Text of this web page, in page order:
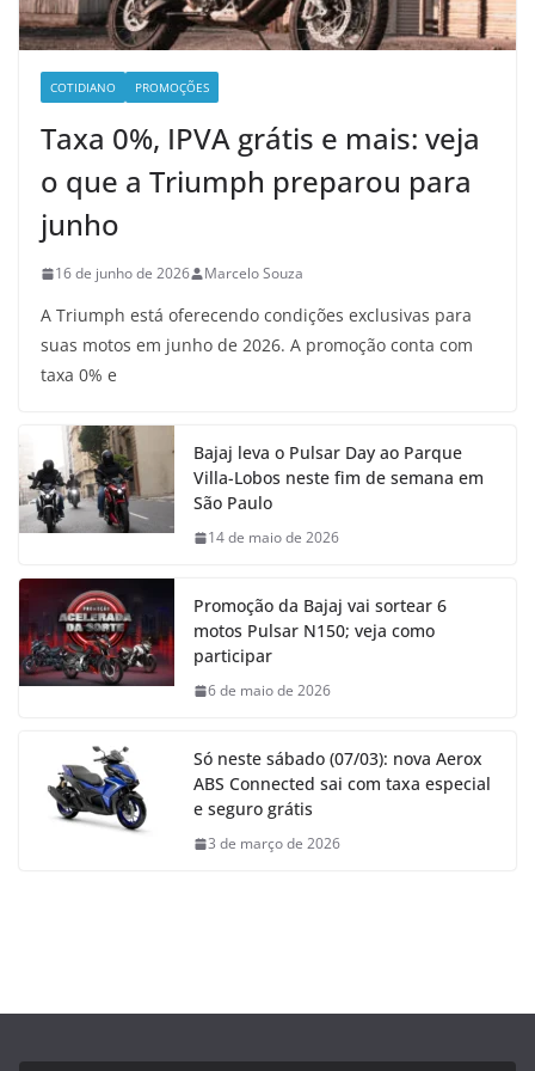
COTIDIANO PROMOÇÕES
Taxa 0%, IPVA grátis e mais: veja
o que a Triumph preparou para
junho
16 de junho de 2026 Marcelo Souza
A Triumph está oferecendo condições exclusivas para
suas motos em junho de 2026. A promoção conta com
taxa 0% e
Bajaj leva o Pulsar Day ao Parque
Villa-Lobos neste fim de semana em
São Paulo
14 de maio de 2026
Promoção da Bajaj vai sortear 6
motos Pulsar N150; veja como
participar
6 de maio de 2026
Só neste sábado (07/03): nova Aerox
ABS Connected sai com taxa especial
e seguro grátis
3 de março de 2026